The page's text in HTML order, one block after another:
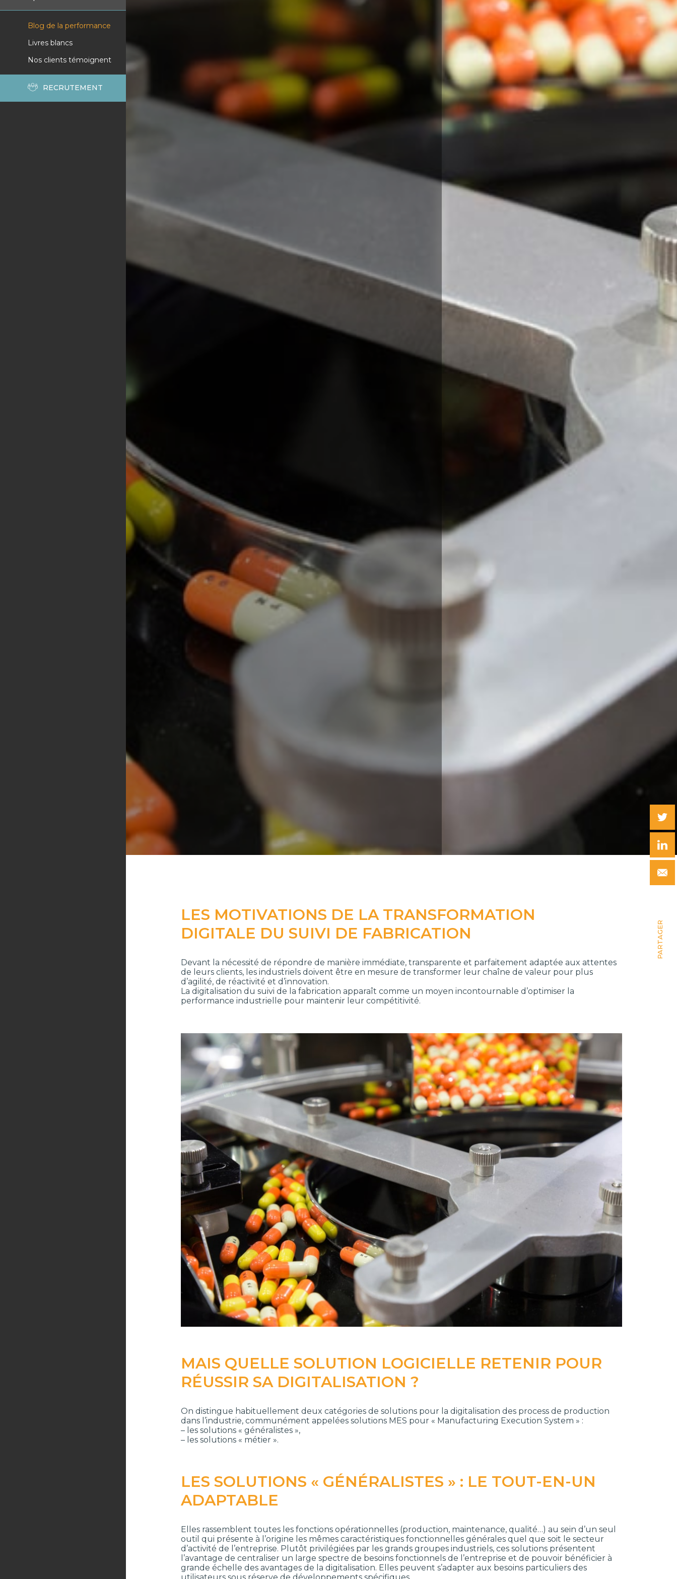
Blog de la performance
Livres blancs
Nos clients témoignent
RECRUTEMENT
PARTAGER
LES MOTIVATIONS DE LA TRANSFORMATION
DIGITALE DU SUIVI DE FABRICATION
Devant la nécessité de répondre de manière immédiate, transparente et parfaitement adaptée aux attentes
de leurs clients, les industriels doivent être en mesure de transformer leur chaîne de valeur pour plus
d’agilité, de réactivité et d’innovation.
La digitalisation du suivi de la fabrication apparaît comme un moyen incontournable d’optimiser la
performance industrielle pour maintenir leur compétitivité.
MAIS QUELLE SOLUTION LOGICIELLE RETENIR POUR
RÉUSSIR SA DIGITALISATION ?
On distingue habituellement deux catégories de solutions pour la digitalisation des process de production
dans l’industrie, communément appelées solutions MES pour « Manufacturing Execution System » :
– les solutions « généralistes »,
– les solutions « métier ».
LES SOLUTIONS « GÉNÉRALISTES » : LE TOUT-EN-UN
ADAPTABLE
Elles rassemblent toutes les fonctions opérationnelles (production, maintenance, qualité…) au sein d’un seul
outil qui présente à l’origine les mêmes caractéristiques fonctionnelles générales quel que soit le secteur
d’activité de l’entreprise. Plutôt privilégiées par les grands groupes industriels, ces solutions présentent
l’avantage de centraliser un large spectre de besoins fonctionnels de l’entreprise et de pouvoir bénéficier à
grande échelle des avantages de la digitalisation. Elles peuvent s’adapter aux besoins particuliers des